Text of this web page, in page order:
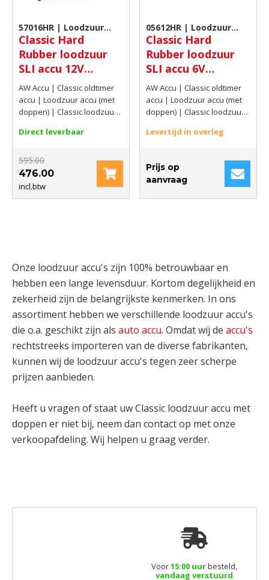
57016HR | Loodzuur
accu (met doppen)
Classic Hard
Rubber loodzuur
SLI accu 12V
70Ah(20hrs) 360
AMP CCA EN
AW Accu | Classic oldtimer
accu | Loodzuur accu (met
doppen) | Classic loodzuur
70Ah(20hrs) | 360 AMP CCA
Direct leverbaar
595.00
476.00
incl.btw
05612HR | Loodzuur
accu (met doppen)
Classic Hard
Rubber loodzuur
SLI accu 6V
56Ah(C20) 250 A
SAE
AW Accu | Classic oldtimer
accu | Loodzuur accu (met
doppen) | Classic loodzuur
56Ah(C20) | 250 A SAE
Levertijd in overleg
Prijs op
aanvraag
Onze loodzuur accu's zijn 100% betrouwbaar en
hebben een lange levensduur. Kortom degelijkheid en
zekerheid zijn de belangrijkste kenmerken. In ons
assortiment hebben we verschillende loodzuur accu's
die o.a. geschikt zijn als auto accu. Omdat wij de accu's
rechtstreeks importeren van de diverse fabrikanten,
kunnen wij de loodzuur accu's tegen zeer scherpe
prijzen aanbieden.
Heeft u vragen of staat uw Classic loodzuur accu met
doppen er niet bij, neem dan contact op met onze
verkoopafdeling. Wij helpen u graag verder.
Voor15:00 uurbesteld,
vandaag verstuurd